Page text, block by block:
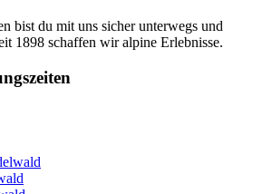
bist du mit uns sicher unterwegs und
1898 schaffen wir alpine Erlebnisse.